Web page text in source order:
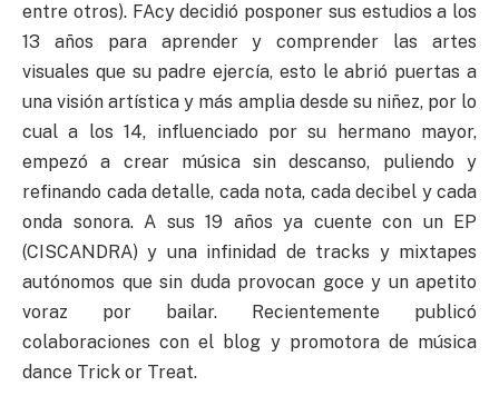
entre otros). FAcy decidió posponer sus estudios a los
13 años para aprender y comprender las artes
visuales que su padre ejercía, esto le abrió puertas a
una visión artística y más amplia desde su niñez, por lo
cual a los 14, influenciado por su hermano mayor,
empezó a crear música sin descanso, puliendo y
refinando cada detalle, cada nota, cada decibel y cada
onda sonora. A sus 19 años ya cuente con un EP
(CISCANDRA) y una infinidad de tracks y mixtapes
autónomos que sin duda provocan goce y un apetito
voraz por bailar. Recientemente publicó
colaboraciones con el blog y promotora de música
dance Trick or Treat.